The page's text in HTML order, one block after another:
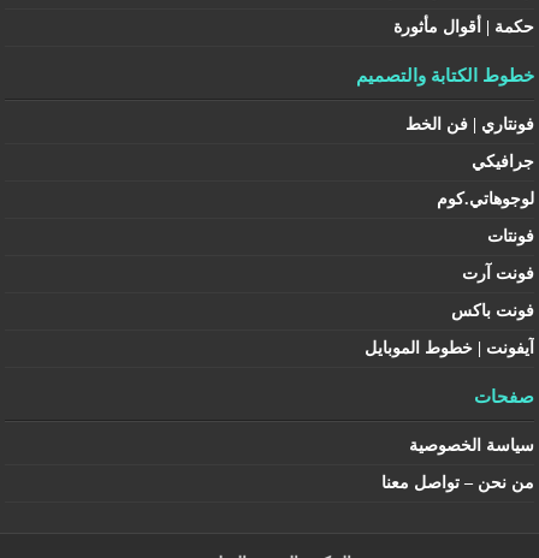
حكمة | أقوال مأثورة
خطوط الكتابة والتصميم
فونتاري | فن الخط
جرافيكي
لوجوهاتي.كوم
فونتات
فونت آرت
فونت باكس
آيفونت | خطوط الموبايل
صفحات
سياسة الخصوصية
من نحن – تواصل معنا